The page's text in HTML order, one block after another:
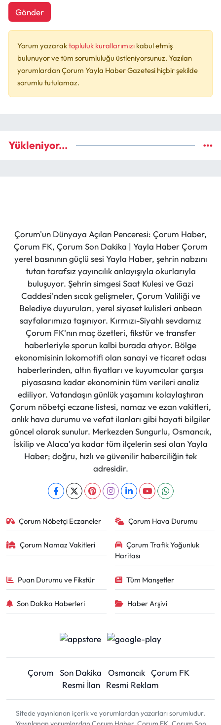
Gönder
Yorum yazaraktopluluk kurallarımızı kabul etmiş
bulunuyor ve tüm sorumluluğu üstleniyorsunuz. Yazılan
yorumlardan Çorum Yayla Haber Gazetesi hiçbir şekilde
sorumlu tutulamaz.
Yükleniyor...
Çorum'un Dünyaya Açılan Penceresi: Çorum Haber,
Çorum FK, Çorum Son Dakika | Yayla Haber Çorum
yerel basınının güçlü sesi Yayla Haber, şehrin nabzını
tutan tarafsız yayıncılık anlayışıyla okurlarıyla
buluşuyor. Şehrin simgesi Saat Kulesi ve Gazi
Caddesi'nden sıcak gelişmeler, Çorum Valiliği ve
Belediye duyuruları, yerel siyaset kulisleri anbean
sayfalarımıza taşınıyor. Kırmızı-Siyahlı sevdamız
Çorum FK'nın maç özetleri, fikstür ve transfer
haberleriyle sporun kalbi burada atıyor. Bölge
ekonomisinin lokomotifi olan sanayi ve ticaret odası
haberlerinden, altın fiyatları ve kuyumcular çarşısı
piyasasına kadar ekonominin tüm verileri analiz
ediliyor. Vatandaşın günlük yaşamını kolaylaştıran
Çorum nöbetçi eczane listesi, namaz ve ezan vakitleri,
anlık hava durumu ve vefat ilanları gibi hayati bilgiler
güncel olarak sunulur. Merkezden Sungurlu, Osmancık,
İskilip ve Alaca'ya kadar tüm ilçelerin sesi olan Yayla
Haber; doğru, hızlı ve güvenilir haberciliğin tek
adresidir.
Çorum Nöbetçi Eczaneler Çorum Hava Durumu
Çorum Namaz Vakitleri
Çorum Trafik Yoğunluk
Haritası
Puan Durumu ve Fikstür Tüm Manşetler
Son Dakika Haberleri Haber Arşivi
Çorum Son Dakika Osmancık Çorum FK
Resmi İlan
Resmi Reklam
Sitede yayınlanan içerik ve yorumlardan yazarları sorumludur.